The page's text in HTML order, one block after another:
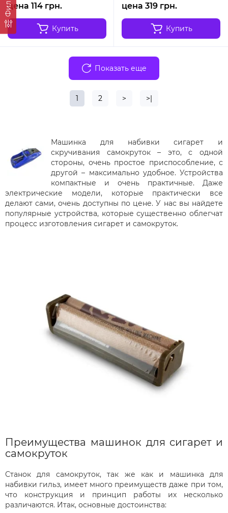
цена 114 грн.
Купить
цена 319 грн.
Купить
Показать еще
1 2 > >|
Машинка для набивки сигарет и
скручивания самокруток – это, с одной
стороны, очень простое приспособление, с
другой – максимально удобное. Устройства
компактные и очень практичные. Даже
электрические модели, которые практически все
делают сами, очень доступны по цене. У нас вы найдете
популярные устройства, которые существенно облегчат
процесс изготовления сигарет и самокруток.
Преимущества машинок для сигарет и
самокруток
Станок для самокруток, так же как и машинка для
набивки гильз, имеет много преимуществ даже при том,
что конструкция и принцип работы их несколько
различаются. Итак, основные достоинства: